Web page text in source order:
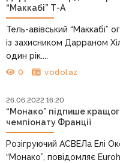
“Маккабі” Т-А
Тель-авівський “Маккабі”
із захисником Дарраном
один рік....
0 vodolaz
26.06.2022 16:20
“Монако” підпише
чемпіонату Франції
Розігруючий АСВЕЛа Елі
“Монако”, повідомляє